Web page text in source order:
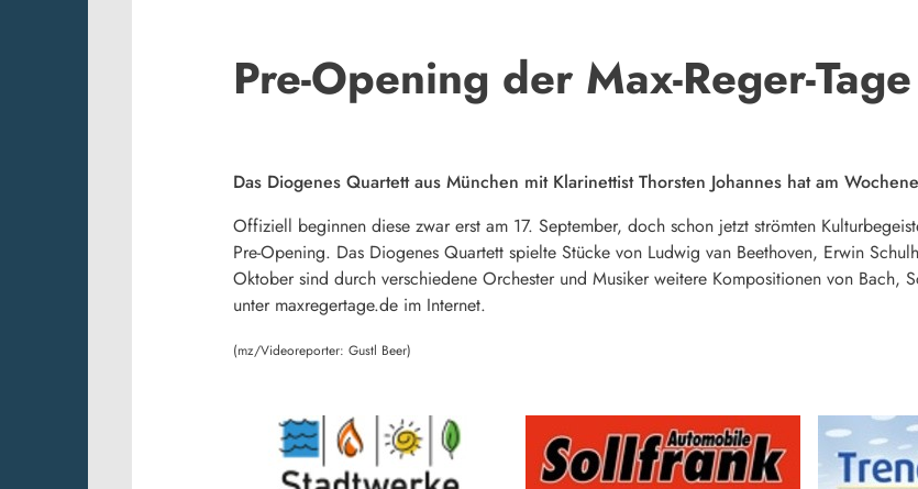
Pre-Opening der Max-Reger-
Das Diogenes Quartett aus München mit Klarinettist Thorsten Johannes hat am
Offiziell beginnen diese zwar erst am 17. September, doch schon jetzt strömten
Pre-Opening. Das Diogenes Quartett spielte Stücke von Ludwig van Beethoven, Erwin
Oktober sind durch verschiedene Orchester und Musiker weitere Kompositionen von Bach,
unter maxregertage.de im Internet.
(mz/Videoreporter: Gustl Beer)